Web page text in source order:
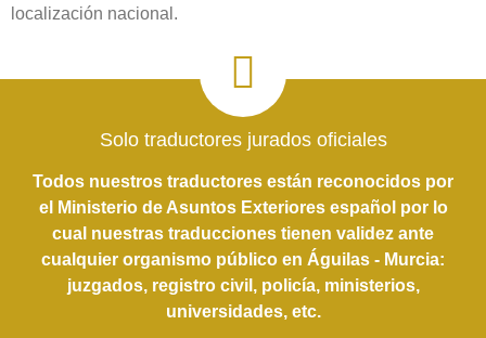
localización nacional.
Solo traductores jurados oficiales
Todos nuestros traductores están reconocidos por
el Ministerio de Asuntos Exteriores español por lo
cual nuestras traducciones tienen validez ante
cualquier organismo público en Águilas - Murcia:
juzgados, registro civil, policía, ministerios,
universidades, etc.